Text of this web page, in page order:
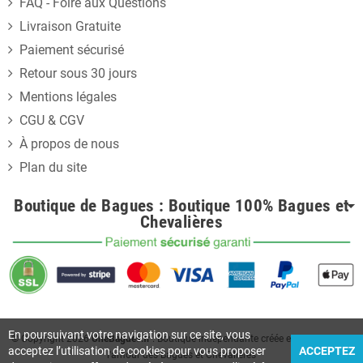
Livraison Gratuite
Paiement sécurisé
Retour sous 30 jours
Mentions légales
CGU & CGV
À propos de nous
Plan du site
Boutique de Bagues : Boutique 100% Bagues et
Chevalières
© Copyright2026 UneBagues.fr . Boutique indépendante créée en France pour
l'amour des Bagues et Chevalières
En poursuivant votre navigation sur ce site, vous
acceptez l’utilisation de cookies pour vous proposer
ACCEPTEZ